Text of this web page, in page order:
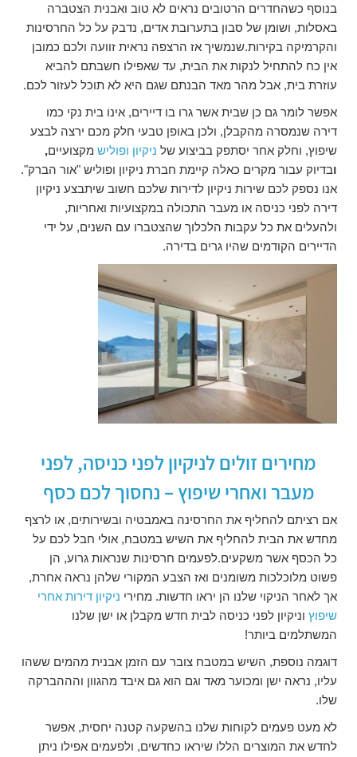
בנוסף כשהחדרים הרטובים נראים לא טוב ואבנית הצטברה
באסלות, ושומן של סבון בתערובת אדים, נדבק על כל החרסינות
והקרמיקה בקירות.שנמשיך אז הרצפה נראית זוועה ולכם כמובן
אין כח להתחיל לנקות את הבית, עד שאפילו חשבתם להביא
עוזרת בית, אבל מהר מאד הבנתם שגם היא לא תוכל לעזור לכם.
אפשר לומר גם כן שבית אשר גרו בו דיירים, אינו בית נקי כמו
דירה שנמסרה מהקבלן, ולכן באופן טבעי חלק מכם ירצה לבצע
שיפוץ, וחלק אחר יסתפק בביצוע של ניקיון ופוליש מקצועיים,
ובדיוק עבור מקרים כאלה קיימת חברת ניקיון ופוליש "אור הברק".
אנו נספק לכם שירות ניקיון לדירות שלכם חשוב שיתבצע ניקיון
דירה לפני כניסה או מעבר התכולה במקצועיות ואחריות,
ולהעלים את כל עקבות הלכלוך שהצטברו עם השנים, על ידי
הדיירים הקודמים שהיו גרים בדירה.
מחירים זולים לניקיון לפני כניסה, לפני
מעבר ואחרי שיפוץ – נחסוך לכם כסף
אם רציתם להחליף את החרסינה באמבטיה ובשירותים, או לרצף
מחדש את הבית להחליף את השיש במטבח, אולי חבל לכם על
כל הכסף אשר משקעים.לפעמים חרסינות שנראות גרוע, הן
פשוט מלוכלכות משומנים ואז הצבע המקורי שלהן נראה אחרת,
אך לאחר הניקוי שלנו הן יראו חדשות. מחירי ניקיון דירות אחרי
שיפוץ וניקיון לפני כניסה לבית חדש מקבלן או ישן שלנו
המשתלמים ביותר!
דוגמה נוספת, השיש במטבח צובר עם הזמן אבנית מהמים ששהו
עליו, נראה ישן ומכוער מאד וגם הוא גם איבד מהגוון והההברקה
שלו.
לא מעט פעמים לקוחות שלנו בהשקעה קטנה יחסית, אפשר
לחדש את המוצרים הללו שיראו כחדשים, ולפעמים אפילו ניתן